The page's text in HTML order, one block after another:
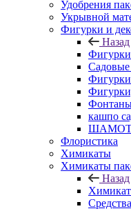
Удобрения
Укрывной
Фигурки и
Назад
Фигурки
Садовые
кашпо
Флористика
Химикаты
Химикаты
Назад